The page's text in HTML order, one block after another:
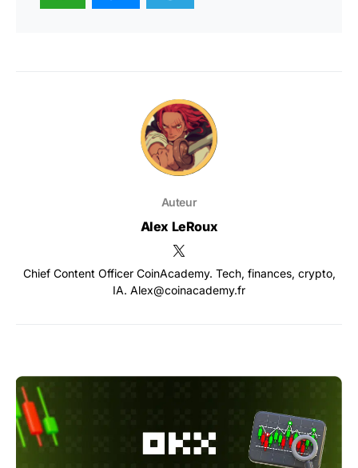
Auteur
Alex LeRoux
Chief Content Officer CoinAcademy. Tech, finances, crypto,
IA. Alex@coinacademy.fr